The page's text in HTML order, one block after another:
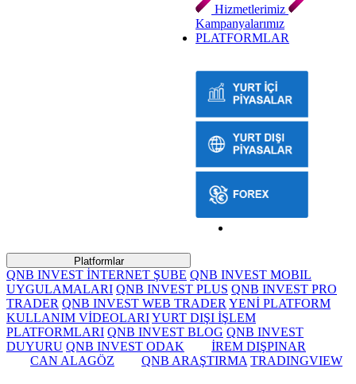
Hizmetlerimiz
Kampanyalarımız
PLATFORMLAR
Platformlar
QNB INVEST İNTERNET ŞUBE QNB INVEST MOBIL
UYGULAMALARI QNB INVEST PLUS QNB INVEST PRO
TRADER QNB INVEST WEB TRADER YENİ PLATFORM
KULLANIM VİDEOLARIYURT DIŞI İŞLEM
PLATFORMLARI QNB INVEST BLOG QNB INVEST
DUYURU QNB INVEST ODAK
İREM DIŞPINAR
CAN ALAGÖZ
QNB ARAŞTIRMA TRADINGVIEW